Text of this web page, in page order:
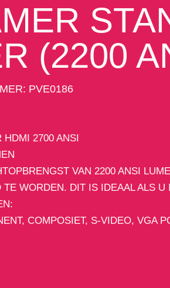
(2200
PVE0186
HDMI 2700 ANSI
VAN 2200 ANSI
TE WORDEN. DIT IS IDEAAL ALS
COMPOSIET, S-VIDEO, VGA